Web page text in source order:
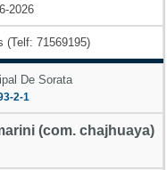
2026
(Telf: 71569195)
De Sorata
2-1
(com. chajhuaya)